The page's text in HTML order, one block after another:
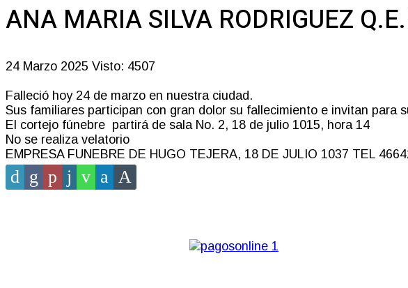
ANA MARIA SILVA RODRIGUEZ
24 Marzo 2025 Visto: 4507
Falleció hoy 24 de marzo en nuestra ciudad.
Sus familiares participan con gran dolor su fallecimiento e invitan para
El cortejo fúnebre partirá de sala No. 2, 18 de julio 1015, hora 14
No se realiza velatorio
EMPRESA FUNEBRE DE HUGO TEJERA, 18 DE JULIO 1037 TEL